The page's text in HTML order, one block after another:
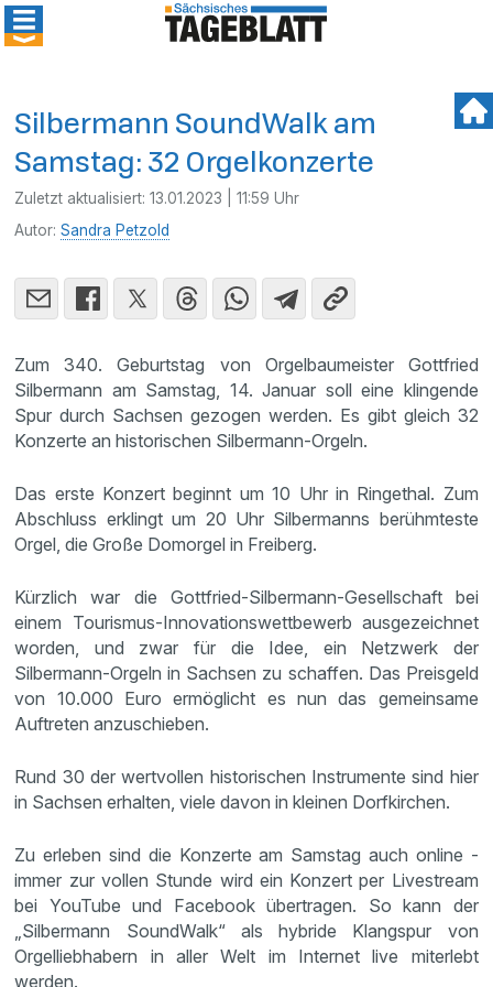
Silbermann SoundWalk am
Samstag: 32 Orgelkonzerte
Zuletzt aktualisiert:13.01.2023 | 11:59 Uhr
Autor:Sandra Petzold
Zum 340. Geburtstag von Orgelbaumeister Gottfried
Silbermann am Samstag, 14. Januar soll eine klingende
Spur durch Sachsen gezogen werden. Es gibt gleich 32
Konzerte an historischen Silbermann-Orgeln.
Das erste Konzert beginnt um 10 Uhr in Ringethal. Zum
Abschluss erklingt um 20 Uhr Silbermanns berühmteste
Orgel, die Große Domorgel in Freiberg.
Kürzlich war die Gottfried-Silbermann-Gesellschaft bei
einem Tourismus-Innovationswettbewerb ausgezeichnet
worden, und zwar für die Idee, ein Netzwerk der
Silbermann-Orgeln in Sachsen zu schaffen. Das Preisgeld
von 10.000 Euro ermöglicht es nun das gemeinsame
Auftreten anzuschieben.
Rund 30 der wertvollen historischen Instrumente sind hier
in Sachsen erhalten, viele davon in kleinen Dorfkirchen.
Zu erleben sind die Konzerte am Samstag auch online -
immer zur vollen Stunde wird ein Konzert per Livestream
bei YouTube und Facebook übertragen. So kann der
„Silbermann SoundWalk“ als hybride Klangspur von
Orgelliebhabern in aller Welt im Internet live miterlebt
werden.